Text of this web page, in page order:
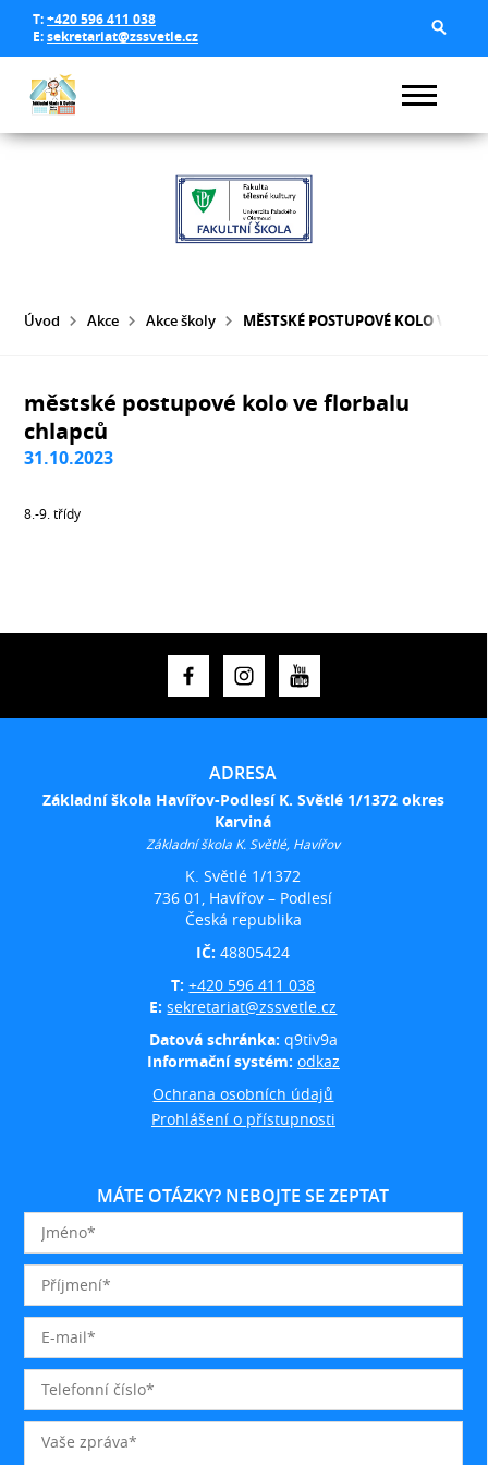
T:+420 596 411 038
E:sekretariat@zssvetle.cz
Úvod Akce Akce školy MĚSTSKÉ POSTUPOVÉ KOLO VE
městské postupové kolo ve florbalu
chlapců
31.10.2023
8.-9. třídy
ADRESA
Základní škola Havířov-Podlesí K. Světlé 1/1372 okres
Karviná
Základní škola K. Světlé, Havířov
K. Světlé 1/1372
736 01, Havířov – Podlesí
Česká republika
IČ:48805424
T:+420 596 411 038
E:sekretariat@zssvetle.cz
Datová schránka: q9tiv9a
Informační systém: odkaz
Ochrana osobních údajů
Prohlášení o přístupnosti
MÁTE OTÁZKY? NEBOJTE SE ZEPTAT